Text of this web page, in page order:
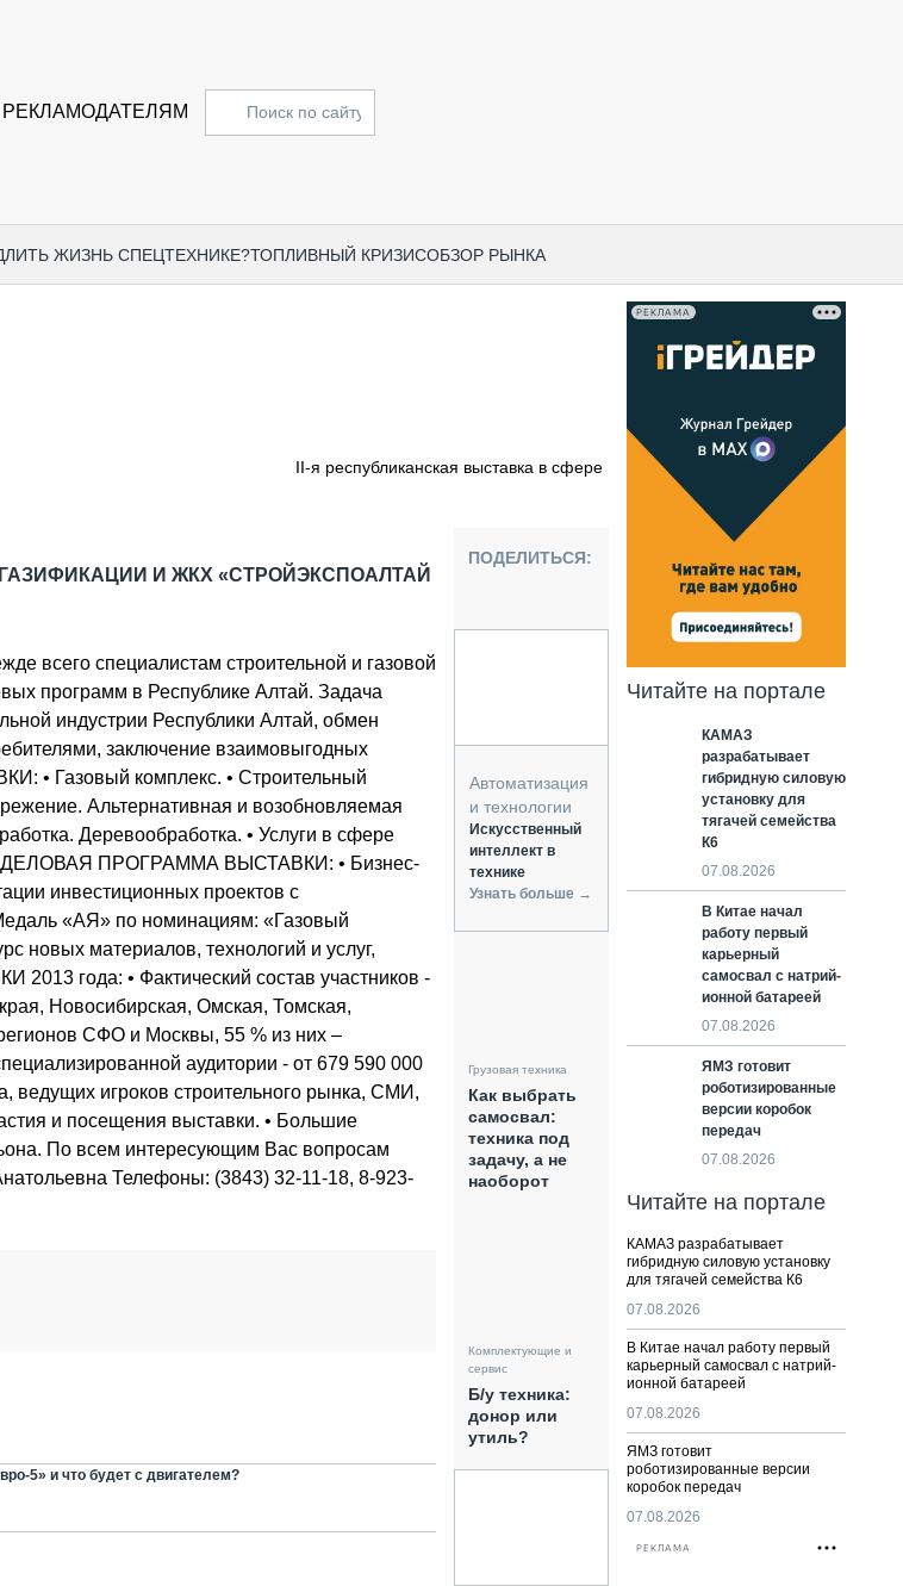
РЕКЛАМОДАТЕЛЯМ
ЖИЗНЬ СПЕЦТЕХНИКЕ?ТОПЛИВНЫЙ КРИЗИСОБЗОР РЫНКА
ПОДЪЁМНАЯ ТЕХНИКА
ПАССАЖИРСКИЙ ТРАНСПОРТ
КАРЬЕРНАЯ ТЕХНИКА
ЛОГИСТИКА И СКЛАД
КОМПЛЕКТУЮЩИЕ И СЕРВИС
II-я республиканская выставка в сфере
И ЖКХ «СТРОЙЭКСПОАЛТАЙ
всего специалистам строительной и газовой
программ в Республике Алтай. Задача
индустрии Республики Алтай, обмен
заключение взаимовыгодных
• Газовый комплекс. • Строительный
Альтернативная и возобновляемая
Деревообработка. • Услуги в сфере
– ДЕЛОВАЯ ПРОГРАММА ВЫСТАВКИ: • Бизнес-
инвестиционных проектов с
«АЯ» по номинациям: «Газовый
новых материалов, технологий и услуг,
года: • Фактический состав участников -
Новосибирская, Омская, Томская,
СФО и Москвы, 55 % из них –
аудитории - от 679 590 000
ведущих игроков строительного рынка, СМИ,
и посещения выставки. • Большие
По всем интересующим Вас вопросам
Телефоны: (3843) 32-11-18, 8-923-
5» и что будет с двигателем?
ПОДЕЛИТЬСЯ:
Автоматизация
и технологии
Искусственный
интеллект в
технике
Узнать больше →
Грузовая техника
Как выбрать
самосвал:
техника под
задачу, а не
наоборот
Комплектующие и
сервис
Б/у техника:
донор или
утиль?
РЕКЛАМА
Читайте на портале
КАМАЗ
разрабатывает
гибридную силовую
установку для
тягачей семейства
К6
07.08.2026
В Китае начал
работу первый
карьерный
самосвал с натрий-
ионной батареей
07.08.2026
ЯМЗ готовит
роботизированные
версии коробок
передач
07.08.2026
Читайте на портале
КАМАЗ разрабатывает
гибридную силовую установку
для тягачей семейства К6
07.08.2026
В Китае начал работу первый
карьерный самосвал с натрий-
ионной батареей
07.08.2026
ЯМЗ готовит
роботизированные версии
коробок передач
07.08.2026
РЕКЛАМА